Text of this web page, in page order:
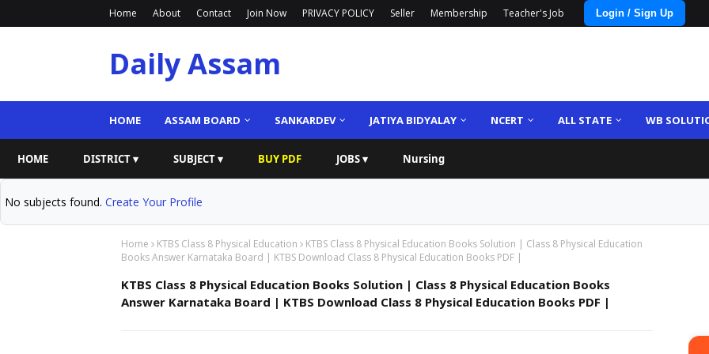
Home About Contact Join Now PRIVACY POLICY Seller Membership Teacher's Job Login / Sign Up
Daily Assam
HOME ASSAM BOARD SANKARDEV JATIYA BIDYALAY NCERT ALL STATE WB
HOME DISTRICT ▾ SUBJECT ▾ BUY PDF JOBS ▾ Nursing
No subjects found. Create Your Profile
Home KTBS Class 8 Physical Education
KTBS Class 8 Physical Education Books Solution | Class 8 Physical Education
Books Answer Karnataka Board | KTBS Download Class 8 Physical Education Books PDF |
KTBS Class 8 Physical Education Books Solution | Class 8 Physical Education Books
Answer Karnataka Board | KTBS Download Class 8 Physical Education Books PDF |